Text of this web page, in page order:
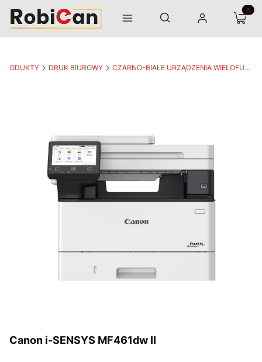
Menu Otwórz wyszukiwarkę
Szukaj Zaloguj się Koszyk
PRODUKTY DRUK BIUROWY CZARNO-BIAŁE URZĄDZENIA WIELOFUNKCYJNE
Canon i-SENSYS MF461dw II